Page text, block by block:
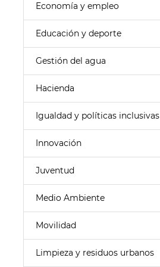
Economía y empleo
Educación y deporte
Gestión del agua
Hacienda
Igualdad y políticas inclusivas
Innovación
Juventud
Medio Ambiente
Movilidad
Limpieza y residuos urbanos